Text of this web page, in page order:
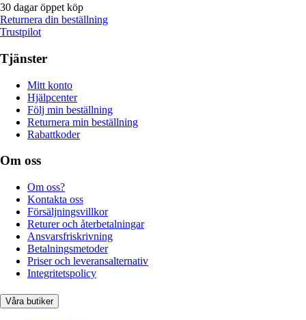
30 dagar öppet köp
Returnera din beställning
Trustpilot
Tjänster
Mitt konto
Hjälpcenter
Följ min beställning
Returnera min beställning
Rabattkoder
Om oss
Om oss?
Kontakta oss
Försäljningsvillkor
Returer och återbetalningar
Ansvarsfriskrivning
Betalningsmetoder
Priser och leveransalternativ
Integritetspolicy
Våra butiker